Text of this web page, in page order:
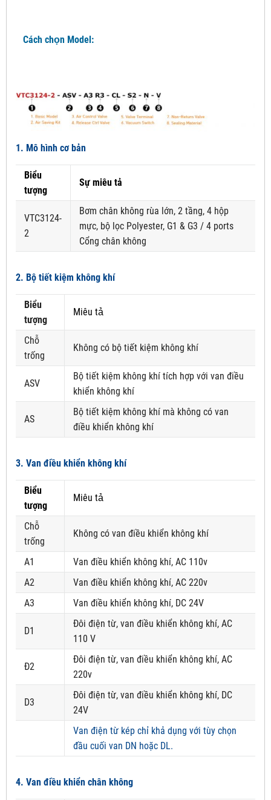
Cách chọn Model:
1. Mô hình cơ bản
Biểu
tượng
Sự miêu tả
VTC3124-
2
Bơm chân không rùa lớn, 2 tầng, 4 hộp
mực, bộ lọc Polyester, G1 & G3 / 4 ports
Cổng chân không
2. Bộ tiết kiệm không khí
Biểu
tượng
Miêu tả
Chỗ
trống
Không có bộ tiết kiệm không khí
ASV
Bộ tiết kiệm không khí tích hợp với van điều
khiển không khí
AS
Bộ tiết kiệm không khí mà không có van
điều khiển không khí
3. Van điều khiển không khí
Biểu
tượng
Miêu tả
Chỗ
trống
Không có van điều khiển không khí
A1
Van điều khiển không khí, AC 110v
A2
Van điều khiển không khí, AC 220v
A3
Van điều khiển không khí, DC 24V
D1
Đôi điện từ, van điều khiển không khí, AC
110 V
Đ2
Đôi điện từ, van điều khiển không khí, AC
220v
D3
Đôi điện từ, van điều khiển không khí, DC
24V
Van điện từ kép chỉ khả dụng với tùy chọn
đầu cuối van DN hoặc DL.
4. Van điều khiển chân không